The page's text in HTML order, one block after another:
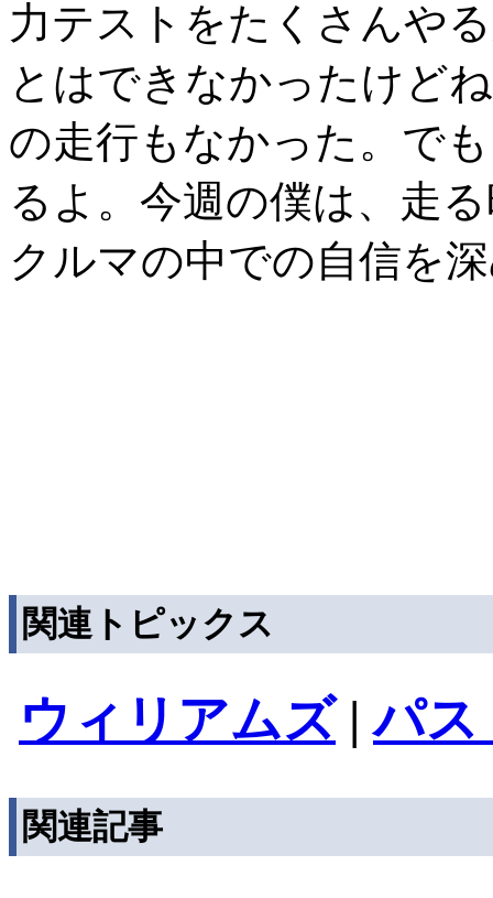
力テストをたくさんや
とはできなかったけど
の走行もなかった。で
るよ。今週の僕は、走
クルマの中での自信を
関連トピックス
ウィリアムズ|パス
関連記事